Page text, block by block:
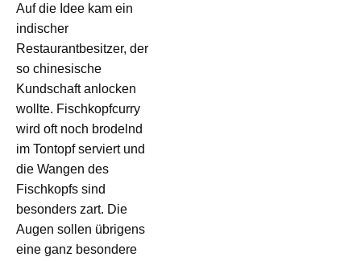
Auf die Idee kam ein
indischer
Restaurantbesitzer, der
so chinesische
Kundschaft anlocken
wollte. Fischkopfcurry
wird oft noch brodelnd
im Tontopf serviert und
die Wangen des
Fischkopfs sind
besonders zart. Die
Augen sollen übrigens
eine ganz besondere